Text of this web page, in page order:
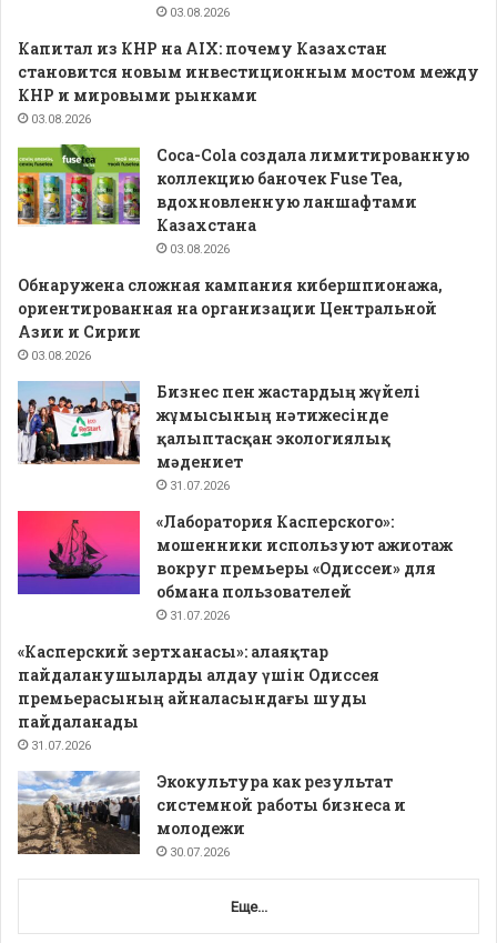
03.08.2026
Капитал из КНР на AIX: почему Казахстан
становится новым инвестиционным мостом между
КНР и мировыми рынками
03.08.2026
Coca-Cola создала лимитированную
коллекцию баночек Fuse Tea,
вдохновленную ланшафтами
Казахстана
03.08.2026
Обнаружена сложная кампания кибершпионажа,
ориентированная на организации Центральной
Азии и Сирии
03.08.2026
Бизнес пен жастардың жүйелі
жұмысының нәтижесінде
қалыптасқан экологиялық
мәдениет
31.07.2026
«Лаборатория Касперского»:
мошенники используют ажиотаж
вокруг премьеры «Одиссеи» для
обмана пользователей
31.07.2026
«Касперский зертханасы»: алаяқтар
пайдаланушыларды алдау үшін Одиссея
премьерасының айналасындағы шуды
пайдаланады
31.07.2026
Экокультура как результат
системной работы бизнеса и
молодежи
30.07.2026
Еще...